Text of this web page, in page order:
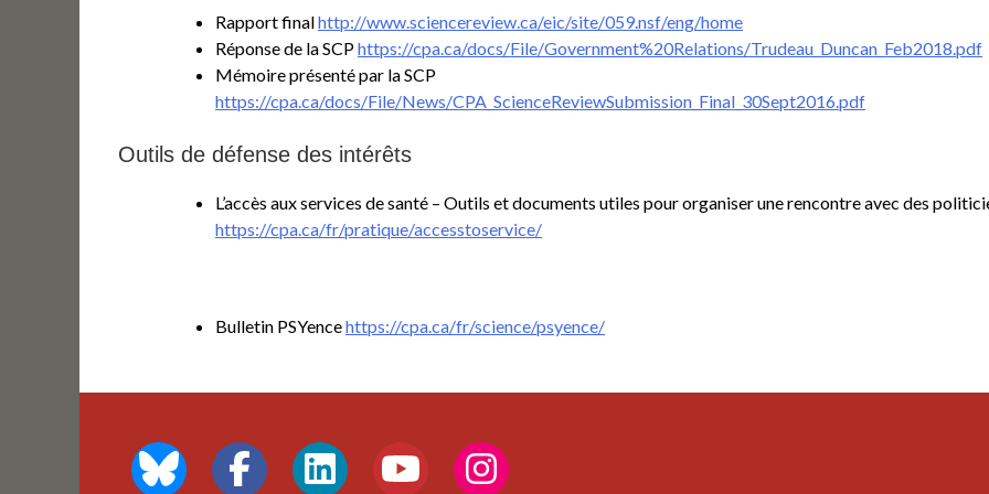
Rapport finalhttp://www.sciencereview.ca/eic/site/059.nsf/eng/home
Réponse de la SCPhttps://cpa.ca/docs/File/Government%20Relations/Trudeau_Duncan_Feb2018.pdf
Mémoire présenté par la SCP
https://cpa.ca/docs/File/News/CPA_ScienceReviewSubmission_Final_30Sept2016.pdf
Outils de défense des intérêts
L’accès aux services de santé – Outils et documents utiles pour organiser une rencontre avec des
https://cpa.ca/fr/pratique/accesstoservice/
Bulletin PSYencehttps://cpa.ca/fr/science/psyence/